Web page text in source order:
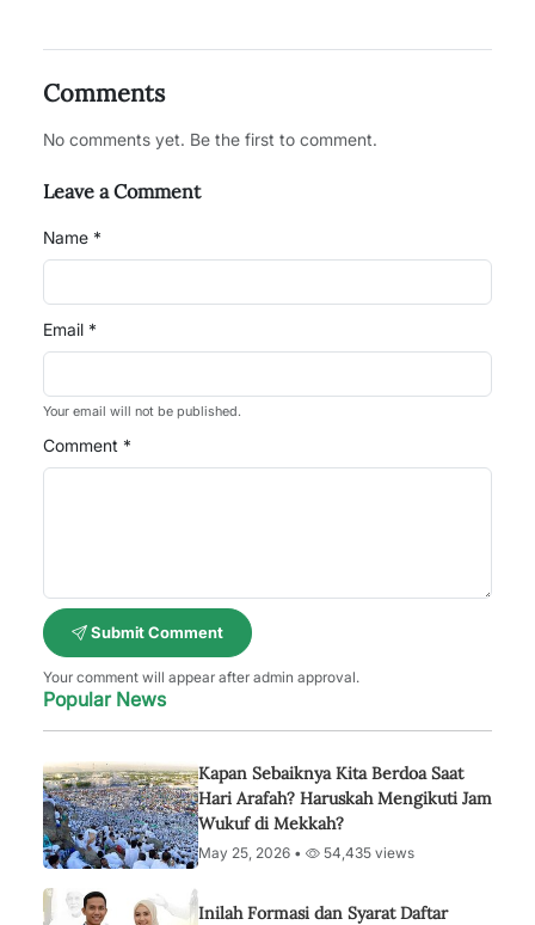
Comments
No comments yet. Be the first to comment.
Leave a Comment
Name *
Email *
Your email will not be published.
Comment *
Submit Comment
Your comment will appear after admin approval.
Popular News
Kapan Sebaiknya Kita Berdoa Saat
Hari Arafah? Haruskah Mengikuti Jam
Wukuf di Mekkah?
May 25, 2026 • 54,435 views
Inilah Formasi dan Syarat Daftar